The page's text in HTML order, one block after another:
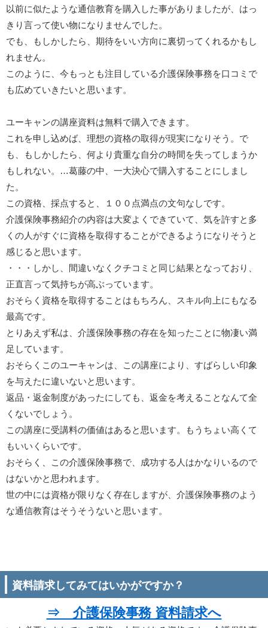
以前に似たような通信教育を購入した事がありましたが、はっ
きり言って使い物になりませんでした。
でも、もしかしたら、期待をいい方向に裏切ってくれるかもし
れません。
このように、今もっとも注目している介護保険事務を口コミで
も広めていきたいと思います。
ユーキャンの講座資料は無料で購入できます。
これを申し込めば、理想の資格の取得が現実になりそう。で
も、もしかしたら、何より貴重な自分の時間を失ってしまうか
もしれない。…葛藤の中、一大決心で購入することにしまし
た。
この資格、採点すると、１００点満点の文句なしです。
介護保険事務紹介の内容は大変よくできていて、気を許すと多
くの人がすぐに資格を取得することができるようになりそうと
感じると思います。
・・・しかし、間違いなくクチコミと同じ結果となっており、
正直言って気持ちが高ぶっています。
おそらく資格を取得することはもちろん、スキル向上にもなる
最高です。
とりあえず私は、介護保険事務の存在を知ったことに物凄い満
足しています。
おそらくこのユーキャンは、この講座により、すばらしい印象
を与えたに違いないと思います。
返品・返金制度があったにしても、返金を考えることなんて全
くないでしょう。
この講座に受講料の価値はあると思います。もうちょい高くて
もいいくらいです。
おそらく、この介護保険事務で、成功する人はかなりいるので
はないかと思われます。
世の中には資格が限りなく存在しますが、介護保険事務のよう
な通信教育はそうそうないと思います。
資料請求してみてはいかがですか？
⇒ 介護保険事務 資料請求へ